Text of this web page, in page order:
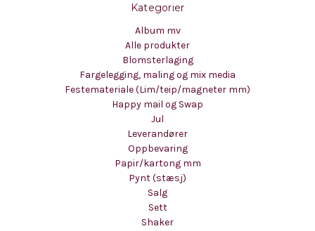
Kategorier
Album mv
Alle produkter
Blomsterlaging
Fargelegging, maling og mix media
Festemateriale (Lim/teip/magneter mm)
Happy mail og Swap
Jul
Leverandører
Oppbevaring
Papir/kartong mm
Pynt (stæsj)
Salg
Sett
Shaker